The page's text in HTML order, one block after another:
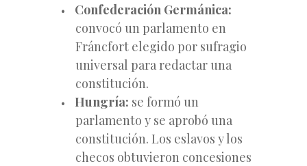
Confederación Germánica:
convocó un parlamento en
Fráncfort elegido por sufragio
universal para redactar una
constitución.
Hungría: se formó un
parlamento y se aprobó una
constitución. Los eslavos y los
checos obtuvieron concesiones